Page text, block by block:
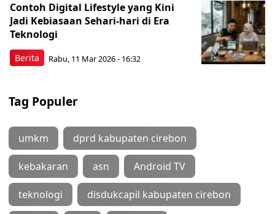
Berita
Contoh Digital Lifestyle yang Kini
Jadi Kebiasaan Sehari-hari di Era
Teknologi
Rabu, 11 Mar 2026 - 16:32
Tag Populer
umkm dprd kabupaten cirebon
kebakaran asn Android TV
teknologi disdukcapil kabupaten cirebon